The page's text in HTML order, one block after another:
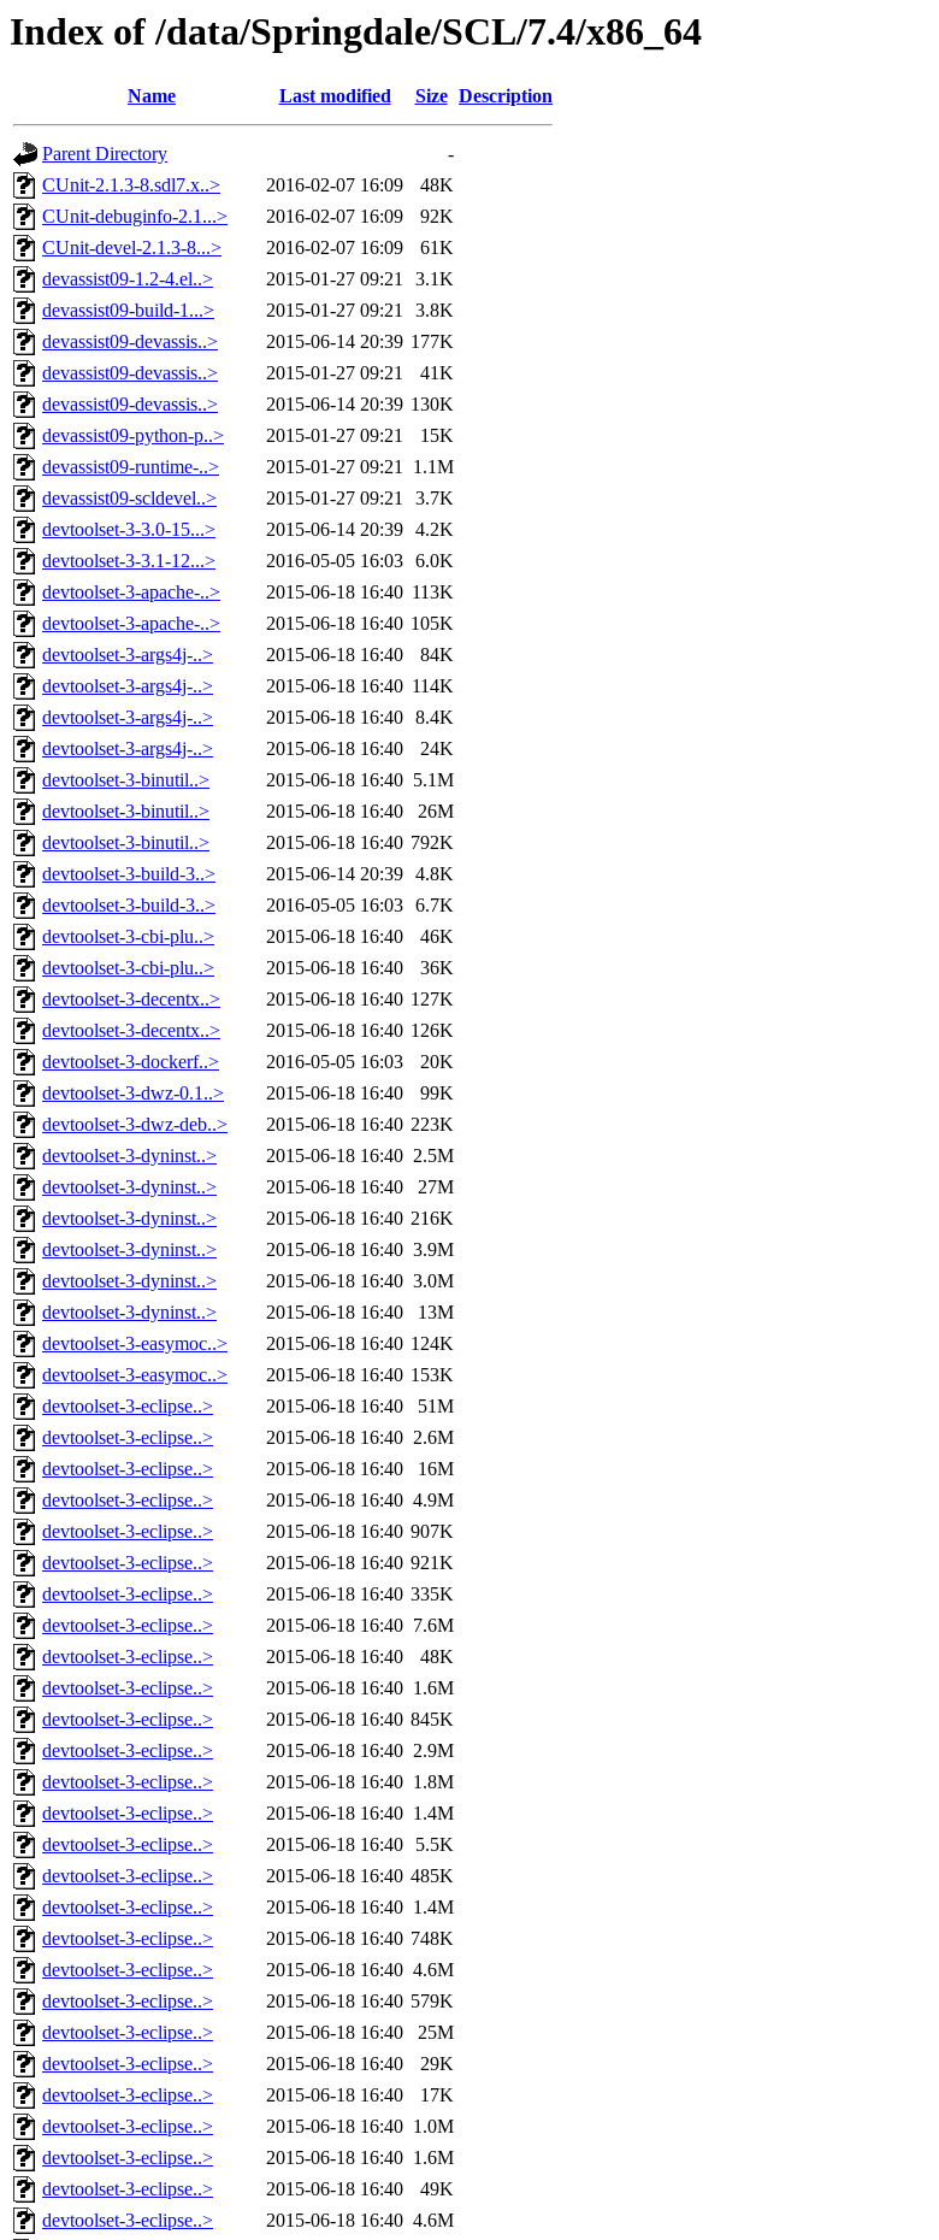
Index of /data/Springdale/SCL/7.4/x86_64
Name Last modified Size Description
Parent Directory
-
CUnit-2.1.3-8.sdl7.x..>
2016-02-07 16:09
48K
CUnit-debuginfo-2.1...>
2016-02-07 16:09
92K
CUnit-devel-2.1.3-8...>
2016-02-07 16:09
61K
devassist09-1.2-4.el..>
2015-01-27 09:21
3.1K
devassist09-build-1...>
2015-01-27 09:21
3.8K
devassist09-devassis..>
2015-06-14 20:39 177K
devassist09-devassis..>
2015-01-27 09:21
41K
devassist09-devassis..>
2015-06-14 20:39 130K
devassist09-python-p..>
2015-01-27 09:21
15K
devassist09-runtime-..>
2015-01-27 09:21 1.1M
devassist09-scldevel..>
2015-01-27 09:21
3.7K
devtoolset-3-3.0-15...>
2015-06-14 20:39 4.2K
devtoolset-3-3.1-12...>
2016-05-05 16:03 6.0K
devtoolset-3-apache-..>
2015-06-18 16:40 113K
devtoolset-3-apache-..>
2015-06-18 16:40 105K
devtoolset-3-args4j-..>
2015-06-18 16:40
84K
devtoolset-3-args4j-..>
2015-06-18 16:40 114K
devtoolset-3-args4j-..>
2015-06-18 16:40 8.4K
devtoolset-3-args4j-..>
2015-06-18 16:40
24K
devtoolset-3-binutil..>
2015-06-18 16:40 5.1M
devtoolset-3-binutil..>
2015-06-18 16:40
26M
devtoolset-3-binutil..>
2015-06-18 16:40 792K
devtoolset-3-build-3..>
2015-06-14 20:39 4.8K
devtoolset-3-build-3..>
2016-05-05 16:03 6.7K
devtoolset-3-cbi-plu..>
2015-06-18 16:40
46K
devtoolset-3-cbi-plu..>
2015-06-18 16:40
36K
devtoolset-3-decentx..>
2015-06-18 16:40 127K
devtoolset-3-decentx..>
2015-06-18 16:40 126K
devtoolset-3-dockerf..>
2016-05-05 16:03
20K
devtoolset-3-dwz-0.1..>
2015-06-18 16:40
99K
devtoolset-3-dwz-deb..>
2015-06-18 16:40 223K
devtoolset-3-dyninst..>
2015-06-18 16:40 2.5M
devtoolset-3-dyninst..>
2015-06-18 16:40
27M
devtoolset-3-dyninst..>
2015-06-18 16:40 216K
devtoolset-3-dyninst..>
2015-06-18 16:40 3.9M
devtoolset-3-dyninst..>
2015-06-18 16:40 3.0M
devtoolset-3-dyninst..>
2015-06-18 16:40
13M
devtoolset-3-easymoc..>
2015-06-18 16:40 124K
devtoolset-3-easymoc..>
2015-06-18 16:40 153K
devtoolset-3-eclipse..>
2015-06-18 16:40
51M
devtoolset-3-eclipse..>
2015-06-18 16:40 2.6M
devtoolset-3-eclipse..>
2015-06-18 16:40
16M
devtoolset-3-eclipse..>
2015-06-18 16:40 4.9M
devtoolset-3-eclipse..>
2015-06-18 16:40 907K
devtoolset-3-eclipse..>
2015-06-18 16:40 921K
devtoolset-3-eclipse..>
2015-06-18 16:40 335K
devtoolset-3-eclipse..>
2015-06-18 16:40 7.6M
devtoolset-3-eclipse..>
2015-06-18 16:40
48K
devtoolset-3-eclipse..>
2015-06-18 16:40 1.6M
devtoolset-3-eclipse..>
2015-06-18 16:40 845K
devtoolset-3-eclipse..>
2015-06-18 16:40 2.9M
devtoolset-3-eclipse..>
2015-06-18 16:40 1.8M
devtoolset-3-eclipse..>
2015-06-18 16:40 1.4M
devtoolset-3-eclipse..>
2015-06-18 16:40
5.5K
devtoolset-3-eclipse..>
2015-06-18 16:40 485K
devtoolset-3-eclipse..>
2015-06-18 16:40 1.4M
devtoolset-3-eclipse..>
2015-06-18 16:40 748K
devtoolset-3-eclipse..>
2015-06-18 16:40 4.6M
devtoolset-3-eclipse..>
2015-06-18 16:40 579K
devtoolset-3-eclipse..>
2015-06-18 16:40
25M
devtoolset-3-eclipse..>
2015-06-18 16:40
29K
devtoolset-3-eclipse..>
2015-06-18 16:40
17K
devtoolset-3-eclipse..>
2015-06-18 16:40 1.0M
devtoolset-3-eclipse..>
2015-06-18 16:40 1.6M
devtoolset-3-eclipse..>
2015-06-18 16:40
49K
devtoolset-3-eclipse..>
2015-06-18 16:40 4.6M